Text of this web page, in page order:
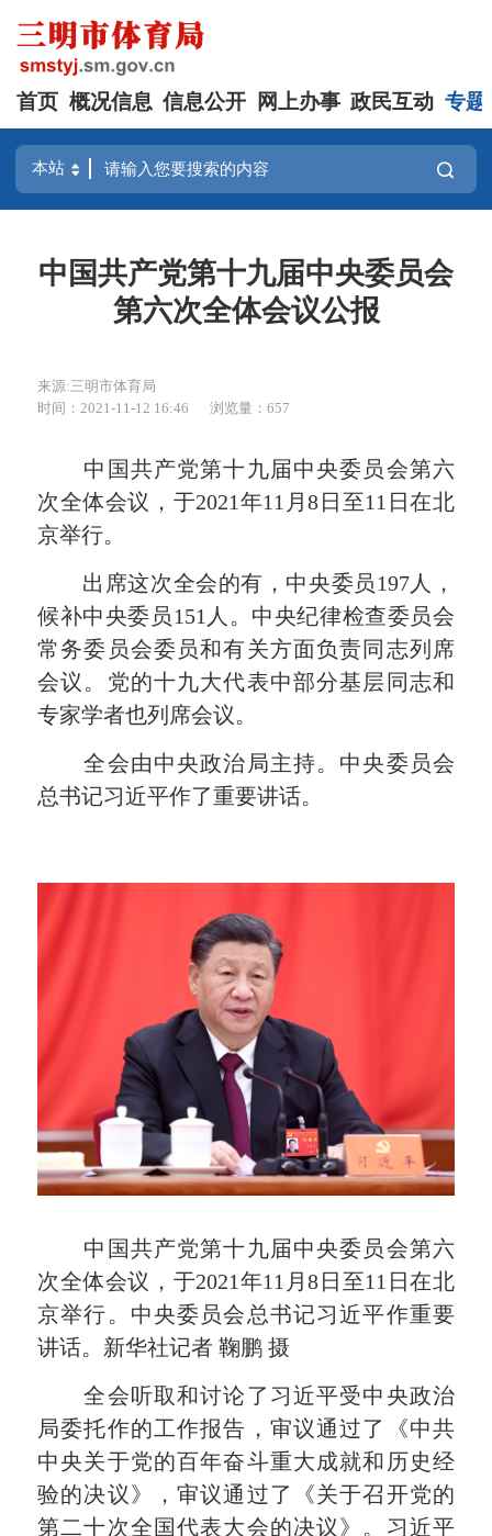
首页 概况信息 信息公开 网上办事 政民互动 专题
中国共产党第十九届中央委员会
第六次全体会议公报
来源:三明市体育局
时间：2021-11-12 16:46
浏览量：657
中国共产党第十九届中央委员会第六
次全体会议，于2021年11月8日至11日在北
京举行。
出席这次全会的有，中央委员197人，
候补中央委员151人。中央纪律检查委员会
常务委员会委员和有关方面负责同志列席
会议。党的十九大代表中部分基层同志和
专家学者也列席会议。
全会由中央政治局主持。中央委员会
总书记习近平作了重要讲话。
中国共产党第十九届中央委员会第六
次全体会议，于2021年11月8日至11日在北
京举行。中央委员会总书记习近平作重要
讲话。新华社记者 鞠鹏 摄
全会听取和讨论了习近平受中央政治
局委托作的工作报告，审议通过了《中共
中央关于党的百年奋斗重大成就和历史经
验的决议》，审议通过了《关于召开党的
第二十次全国代表大会的决议》。习近平